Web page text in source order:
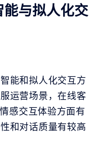
与拟人化交
能和拟人化交互方
运营场景，在线客
感交互体验方面有
和对话质量有较高